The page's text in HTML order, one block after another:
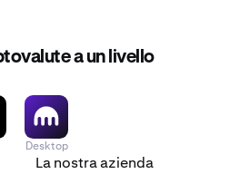
a un livello
Desktop
La nostra azienda